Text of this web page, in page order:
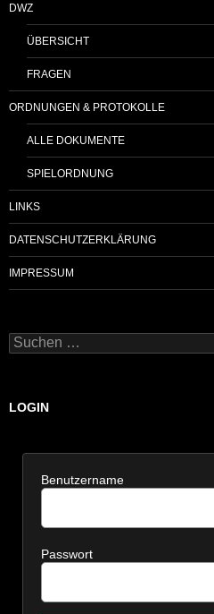
DWZ
ÜBERSICHT
FRAGEN
ORDNUNGEN & PROTOKOLLE
ALLE DOKUMENTE
SPIELORDNUNG
LINKS
DATENSCHUTZERKLÄRUNG
IMPRESSUM
Suchen
nach:
LOGIN
Benutzername
Passwort